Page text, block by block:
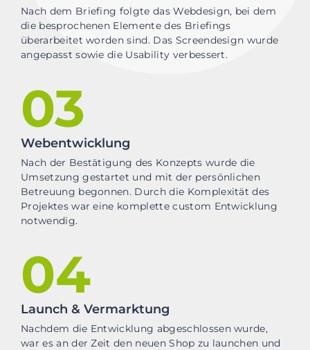
Nach dem Briefing folgte das Webdesign, bei dem
die besprochenen Elemente des Briefings
überarbeitet worden sind. Das Screendesign wurde
angepasst sowie die Usability verbessert.
03
Webentwicklung
Nach der Bestätigung des Konzepts wurde die
Umsetzung gestartet und mit der persönlichen
Betreuung begonnen. Durch die Komplexität des
Projektes war eine komplette custom Entwicklung
notwendig.
04
Launch & Vermarktung
Nachdem die Entwicklung abgeschlossen wurde,
war es an der Zeit den neuen Shop zu launchen und